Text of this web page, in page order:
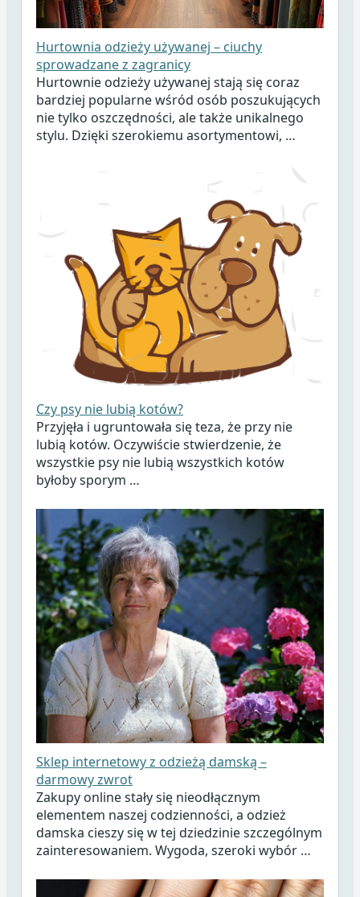
Hurtownia odzieży używanej – ciuchy
sprowadzane z zagranicy
Hurtownie odzieży używanej stają się coraz
bardziej popularne wśród osób poszukujących
nie tylko oszczędności, ale także unikalnego
stylu. Dzięki szerokiemu asortymentowi, …
Czy psy nie lubią kotów?
Przyjęła i ugruntowała się teza, że przy nie
lubią kotów. Oczywiście stwierdzenie, że
wszystkie psy nie lubią wszystkich kotów
byłoby sporym …
Sklep internetowy z odzieżą damską –
darmowy zwrot
Zakupy online stały się nieodłącznym
elementem naszej codzienności, a odzież
damska cieszy się w tej dziedzinie szczególnym
zainteresowaniem. Wygoda, szeroki wybór …